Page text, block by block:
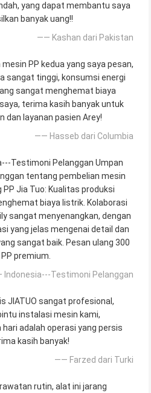
yang dapat membantu saya
banyak uang!!
—— Kashan dari Pakistan
mesin PP kedua yang saya pesan,
sangat tinggi, konsumsi energi
sangat menghemat biaya
terima kasih banyak untuk
dan layanan pasien Arey!
—— Hasseb dari Columbia
Testimoni Pelanggan Umpan
tentang pembelian mesin
Jia Tuo: Kualitas produksi
biaya listrik. Kolaborasi
sangat menyenangkan, dengan
yang jelas mengenai detail dan
sangat baik. Pesan ulang 300
premium.
Indonesia---Testimoni Pelanggan
JIATUO sangat profesional,
instalasi mesin kami,
hari adalah operasi yang persis
kasih banyak!
—— Farzed dari Turki
rutin, alat ini jarang